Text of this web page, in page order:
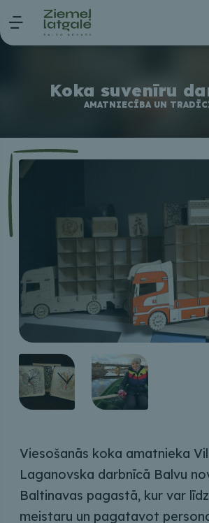
Koka suvenīru
AMATNIECĪBA UN
Viesošanās koka amatnieka
Laganovska darbnīcā Balvu
Baltinavas pagastā, kur var
meistaru un pagatavot